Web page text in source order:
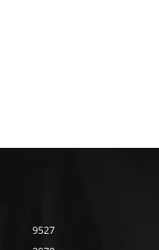
9527